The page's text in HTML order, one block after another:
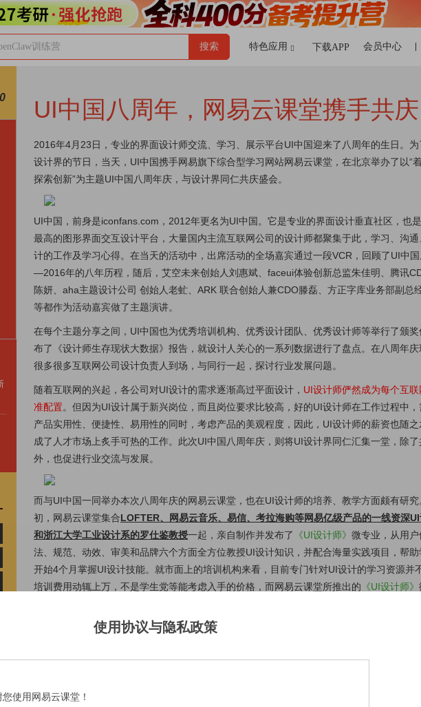
训练营 搜索 特色应用 下载APP 会员中心
UI中国八周年，网易云课堂携手共庆
2016年4月23日，专业的界面设计师交流、学习、展示平台UI中国迎来了八周年的生日。
设计界的节日，当天，UI中国携手网易旗下综合型学习网站网易云课堂，在北京举办了以“
探索创新”为主题UI中国八周年庆，与设计界同仁共庆盛会。
UI中国，前身是iconfans.com，2012年更名为UI中国。它是专业的界面设计垂直社区，也
最高的图形界面交互设计平台，大量国内主流互联网公司的设计师都聚集于此，学习、沟
计的工作及学习心得。在当天的活动中，出席活动的全场嘉宾通过一段VCR，回顾了UI中
—2016年的八年历程，随后，艾空未来创始人刘惠斌、faceui体验创新总监朱佳明、腾讯
陈妍、aha主题设计公司 创始人老虻、ARK 联合创始人兼CDO滕磊、方正字库业务部副总
等都作为活动嘉宾做了主题演讲。
在每个主题分享之间，UI中国也为优秀培训机构、优秀设计团队、优秀设计师等举行了颁
布了《设计师生存现状大数据》报告，就设计人关心的一系列数据进行了盘点。在八周年
很多很多互联网公司设计负责人到场，与同行一起，探讨行业发展问题。
随着互联网的兴起，各公司对UI设计的需求逐渐高过平面设计， UI设计师俨然成为每个互
准配置。但因为UI设计属于新兴岗位，而且岗位要求比较高，好的UI设计师在工作过程中
产品实用性、便捷性、易用性的同时，考虑产品的美观程度，因此，UI设计师的薪资也随之
成了人才市场上炙手可热的工作。此次UI中国八周年庆，则将UI设计界同仁汇集一堂，除了
外，也促进行业交流与发展。
而与UI中国一同举办本次八周年庆的网易云课堂，也在UI设计师的培养、教学方面颇有研
初，网易云课堂集合LOFTER、网易云音乐、易信、考拉海购等网易亿级产品的一线资深UI
和浙江大学工业设计系的罗仕鉴教授一起，亲自制作并发布了 《UI设计师》 微专业，从用
法、规范、动效、审美和品牌六个方面全方位教授UI设计知识，并配合海量实践项目，帮
开始4个月掌握UI设计技能。就市面上的培训机构来看，目前专门针对UI设计的学习资源并
培训费用动辄上万，不是学生党等能考虑入手的价格，而网易云课堂所推出的 《UI设计师》
除了《UI设计师》微专业以外，网易云课堂还邀请了一系列知名企业的一线资深工程师、
业专家，在网易云课堂上开设了针对IT互联网、经济管理、人力资源等领域的20多个热门
业课程。这些微专业都旨在打通学习与就业的闭环，通过系统的课程编排设计，帮助学员
的工作方法和技巧，获得全新的职业提升，优秀学员还能获得包括网易在内的优秀互联网
荐机会，目前已经有五名学员通过学习微专业成功入职网易。
使用协议与隐私政策
您使用网易云课堂！